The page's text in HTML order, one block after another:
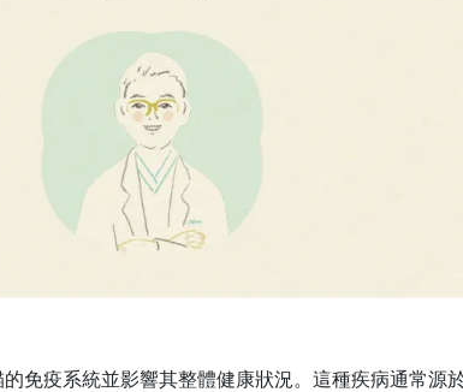
免疫系統並影響其整體健康狀況。這種疾病通常源